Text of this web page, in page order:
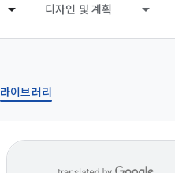
디자인 및 계획
라이브러리